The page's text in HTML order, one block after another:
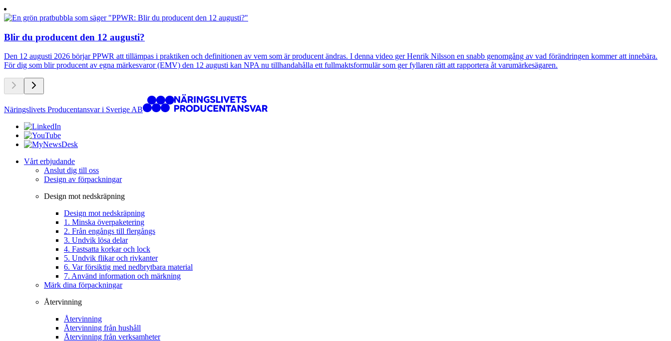
Blir du producent den 12 augusti?
Den 12 augusti 2026 börjar PPWR att tillämpas i praktiken och definitionen av vem som är producent ändras. I denna video ger Henrik Nilsson en snabb genomgång av vad förändringen kommer att innebära.
För dig som blir producent av egna märkesvaror (EMV) den 12 augusti kan NPA nu tillhandahålla ett fullmaktsformulär som ger fyllaren rätt att rapportera åt varumärkesägaren.
Näringslivets Producentansvar i Sverige AB
Vårt erbjudande
Anslut dig till oss
Design av förpackningar
Design mot nedskräpning
Design mot nedskräpning
1. Minska överpaketering
2. Från engångs till flergångs
3. Undvik lösa delar
4. Fastsatta korkar och lock
5. Undvik flikar och rivkanter
6. Var försiktig med nedbrytbara material
7. Använd information och märkning
Märk dina förpackningar
Återvinning
Återvinning
Återvinning från hushåll
Återvinning från verksamheter